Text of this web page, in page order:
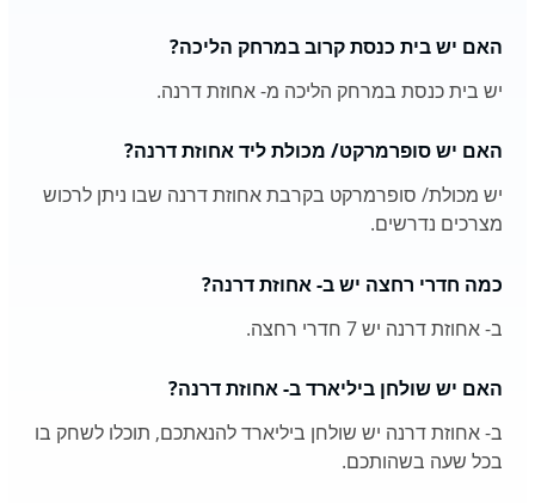
האם יש בית כנסת קרוב במרחק הליכה?
יש בית כנסת במרחק הליכה מ- אחוזת דרנה.
האם יש סופרמרקט/ מכולת ליד אחוזת דרנה?
יש מכולת/ סופרמרקט בקרבת אחוזת דרנה שבו ניתן לרכוש
מצרכים נדרשים.
כמה חדרי רחצה יש ב- אחוזת דרנה?
ב- אחוזת דרנה יש 7 חדרי רחצה.
האם יש שולחן ביליארד ב- אחוזת דרנה?
ב- אחוזת דרנה יש שולחן ביליארד להנאתכם, תוכלו לשחק בו
בכל שעה בשהותכם.